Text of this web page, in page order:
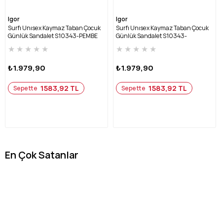
Igor
Surfı Unısex Kaymaz Taban Çocuk
Günlük Sandalet S10343-PEMBE
★ ★ ★ ★ ★
₺1.979,90
Sepette 1583,92 TL
Igor
Surfı Unısex Kaymaz Taban Çocuk
Günlük Sandalet S10343-
★ ★ ★ ★ ★
₺1.979,90
Sepette 1583,92 TL
En Çok Satanlar